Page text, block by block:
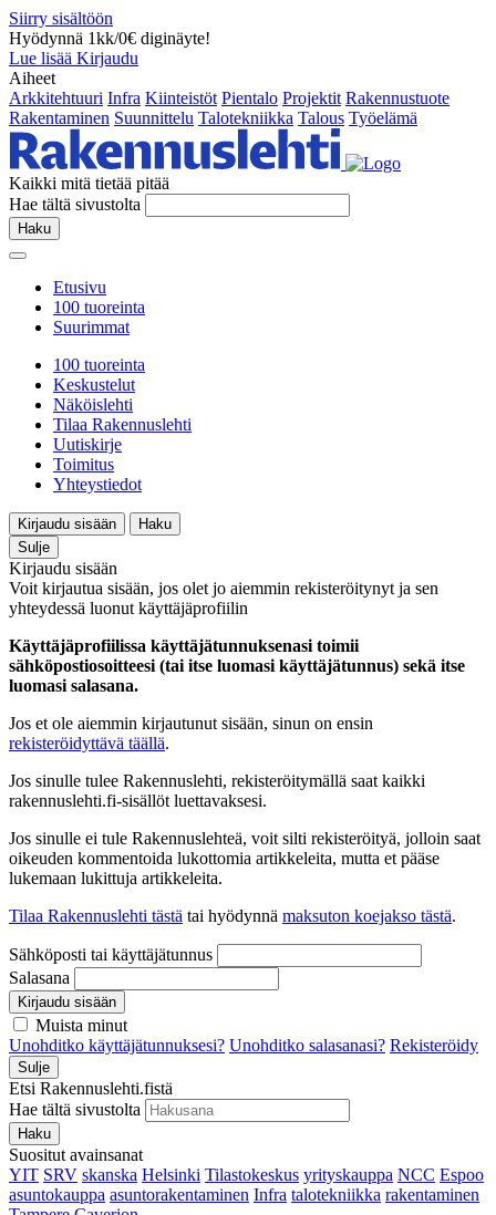
Siirry sisältöön
Hyödynnä 1kk/0€ diginäyte!
Lue lisää Kirjaudu
Aiheet
Arkkitehtuuri Infra Kiinteistöt Pientalo Projektit Rakennustuote
Rakentaminen Suunnittelu Talotekniikka Talous Työelämä
Kaikki mitä tietää pitää
Hae tältä sivustolta
Haku
Etusivu
100 tuoreinta
Suurimmat
100 tuoreinta
Keskustelut
Näköislehti
Tilaa Rakennuslehti
Uutiskirje
Toimitus
Yhteystiedot
Kirjaudu sisään
Haku
Sulje
Kirjaudu sisään
Voit kirjautua sisään, jos olet jo aiemmin rekisteröitynyt ja sen
yhteydessä luonut käyttäjäprofiilin
Käyttäjäprofiilissa käyttäjätunnuksenasi toimii
sähköpostiosoitteesi (tai itse luomasi käyttäjätunnus) sekä itse
luomasi salasana.
Jos et ole aiemmin kirjautunut sisään, sinun on ensin
rekisteröidyttävä täällä.
Jos sinulle tulee Rakennuslehti, rekisteröitymällä saat kaikki
rakennuslehti.fi-sisällöt luettavaksesi.
Jos sinulle ei tule Rakennuslehteä, voit silti rekisteröityä, jolloin saat
oikeuden kommentoida lukottomia artikkeleita, mutta et pääse
lukemaan lukittuja artikkeleita.
Tilaa Rakennuslehti tästä tai hyödynnä maksuton koejakso tästä.
Sähköposti tai käyttäjätunnus
Salasana
Kirjaudu sisään
Muista minut
Unohditko käyttäjätunnuksesi? Unohditko salasanasi? Rekisteröidy
Sulje
Etsi Rakennuslehti.fistä
Hae tältä sivustolta
Haku
Suositut avainsanat
YIT SRV skanska Helsinki Tilastokeskus yrityskauppa NCC Espoo
asuntokauppa asuntorakentaminen Infra talotekniikka rakentaminen